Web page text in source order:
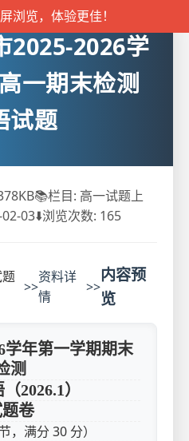
浏览，体验更佳！
2025-2026学
一期末检测
试题
📚栏目: 高一试题上
03⬇️浏览次数: 165
>>
资料详
情
>>
内容预
览
学年第一学期期末
测
2026.1）
卷
，满分 30 分）